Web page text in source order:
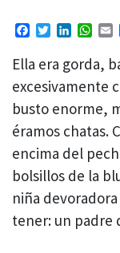
Facebook
Twitter
Ella era gorda,
excesivamente
busto enorme,
éramos chatas.
encima del
bolsillos de la
niña
tener: un padre